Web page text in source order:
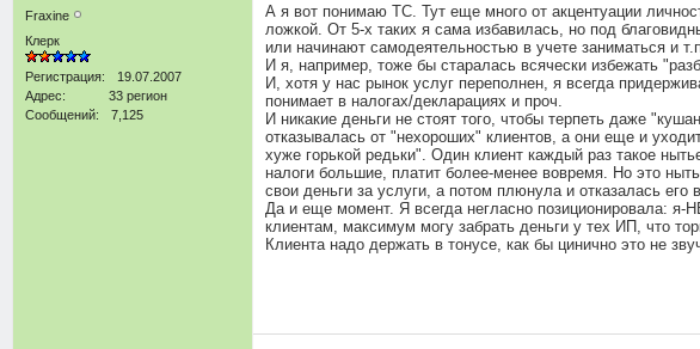
Fraxine
Клерк
Регистрация
19.07.2007
Адрес
33 регион
Сообщений
7,125
А я вот понимаю ТС. Тут еще много от акцентуации
ложкой. От 5-х таких я сама избавилась, но под
или начинают самодеятельностью в учете заниматься и
И я, например, тоже бы старалась всячески избежать
И, хотя у нас рынок услуг переполнен, я всегда
понимает в налогах/декларациях и проч.
И никакие деньги не стоят того, чтобы терпеть даже
отказывалась от "нехороших" клиентов, а они еще и
хуже горькой редьки". Один клиент каждый раз такое
налоги большие, платит более-менее вовремя. Но это
свои деньги за услуги, а потом плюнула и отказалась его
Да и еще момент. Я всегда негласно позиционировала: я-
клиентам, максимум могу забрать деньги у тех ИП, что
Клиента надо держать в тонусе, как бы цинично это не